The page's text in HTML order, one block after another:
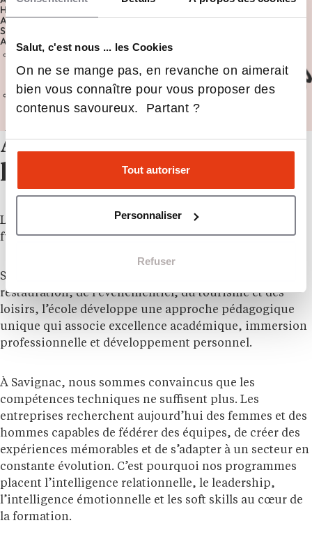
Salut, c'est nous ... les Cookies
On ne se mange pas, en revanche on aimerait
bien vous connaître pour vous proposer des
contenus savoureux. Partant ?
Tout autoriser
Personnaliser
Refuser
HOSPITALITÉ
AVOIR UN ESPRIT DE SERVICE, DE CURIOSITÉ, DE DYNAMISME, LE
SENS DU TRAVAIL EN ÉQUIPE, ET UNE ENVIE D’APPRENDRE
AUTREMENT
Dossier via candidature en ligne : CV, lettre de motivation,
attestation de stage/expérience professionnelle, lettre de
recommandation, diplômes, relevé de notes
Entretien
À propos de
l’établissement
L’
forme depuis plus de 35 ans les
futurs managers et leaders de l’hospitalité.
Spécialisée dans le management de l’hôtellerie, de la
restauration, de l’événementiel, du tourisme et des
loisirs, l’école développe une approche pédagogique
unique qui associe excellence académique, immersion
professionnelle et développement personnel.
À Savignac, nous sommes convaincus que les
compétences techniques ne suffisent plus. Les
entreprises recherchent aujourd’hui des femmes et des
hommes capables de fédérer des équipes, de créer des
expériences mémorables et de s’adapter à un secteur en
constante évolution. C’est pourquoi nos programmes
placent l’intelligence relationnelle, le leadership,
l’intelligence émotionnelle et les soft skills au cœur de
la formation.